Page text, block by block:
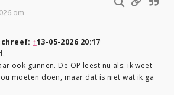
om
↑13-05-2026 20:17
ook gunnen. De OP leest nu als: ik weet
moeten doen, maar dat is niet wat ik ga